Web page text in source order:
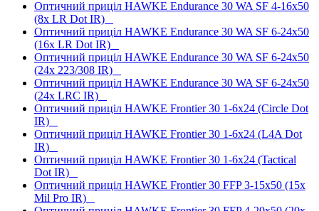
Оптичний приціл HAWKE Endurance 30 WA SF 4-16x50
(8x LR Dot IR)
Оптичний приціл HAWKE Endurance 30 WA SF 6-24x50
(16x LR Dot IR)
Оптичний приціл HAWKE Endurance 30 WA SF 6-24x50
(24x 223/308 IR)
Оптичний приціл HAWKE Endurance 30 WA SF 6-24x50
(24x LRC IR)
Оптичний приціл HAWKE Frontier 30 1-6x24 (Circle Dot
IR)
Оптичний приціл HAWKE Frontier 30 1-6x24 (L4A Dot
IR)
Оптичний приціл HAWKE Frontier 30 1-6x24 (Tactical
Dot IR)
Оптичний приціл HAWKE Frontier 30 FFP 3-15x50 (15x
Mil Pro IR)